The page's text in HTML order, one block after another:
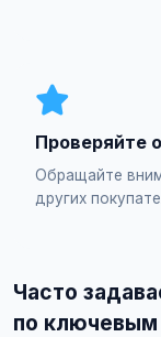
Проверяйте
Обращайте
других
Часто
по